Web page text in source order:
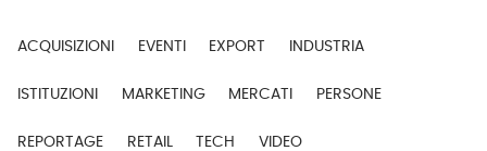
ACQUISIZIONI EVENTI EXPORT INDUSTRIA
ISTITUZIONI MARKETING MERCATI PERSONE
REPORTAGE RETAIL TECH VIDEO